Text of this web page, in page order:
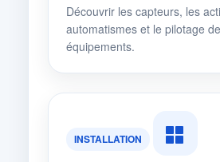
Découvrir les capteurs, les
automatismes et le pilotage
équipements.
INSTALLATION